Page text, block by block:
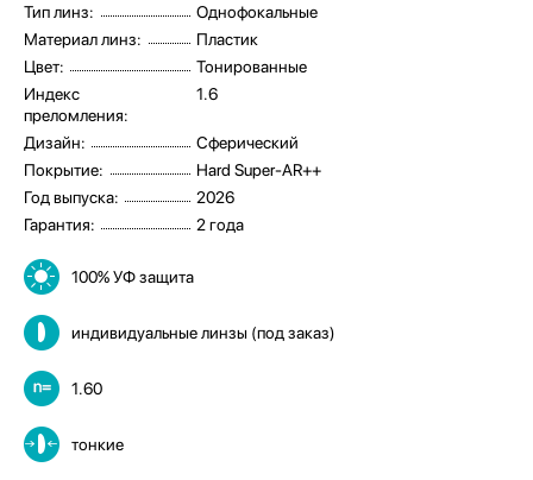
Тип линз:
Однофокальные
Материал линз:
Пластик
Цвет:
Тонированные
Индекс
преломления:
1.6
Дизайн:
Сферический
Покрытие:
Hard Super-AR++
Год выпуска:
2026
Гарантия:
2 года
100% УФ защита
индивидуальные линзы (под заказ)
1.60
тонкие